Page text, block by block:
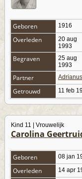
Geboren 1916
Overleden
20 aug
1993
Begraven
25 aug
1993
Partner
Getrouwd 11 feb
Kind 11 | Vrouwelijk
Carolina
Geboren 08 jan
Overleden 14 apr